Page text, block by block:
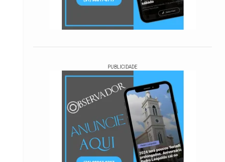
PUBLICIDADE